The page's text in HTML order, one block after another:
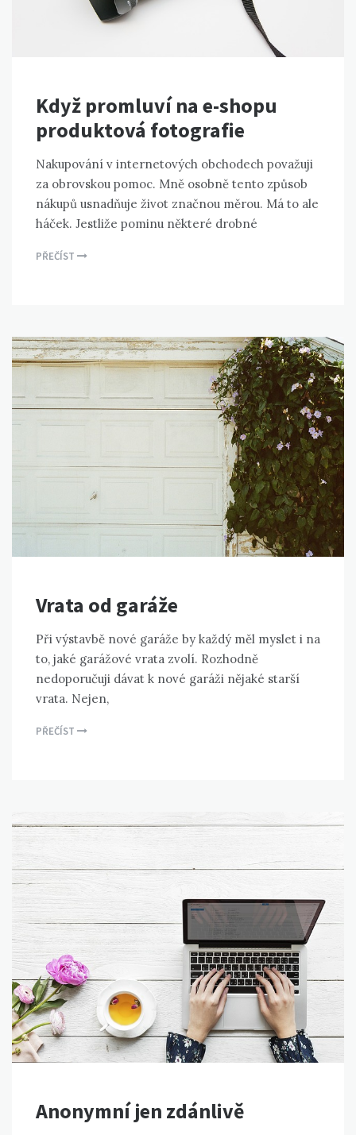
Když promluví na e-shopu
produktová fotografie
Nakupování v internetových obchodech považuji
za obrovskou pomoc. Mně osobně tento způsob
nákupů usnadňuje život značnou měrou. Má to ale
háček. Jestliže pominu některé drobné
PŘEČÍST
Vrata od garáže
Při výstavbě nové garáže by každý měl myslet i na
to, jaké garážové vrata zvolí. Rozhodně
nedoporučuji dávat k nové garáži nějaké starší
vrata. Nejen,
PŘEČÍST
Anonymní jen zdánlivě